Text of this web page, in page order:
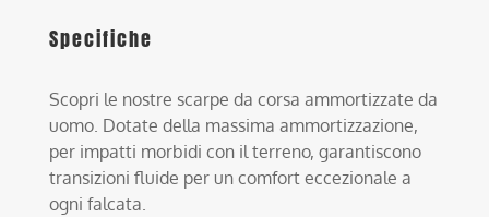
Specifiche
Scopri le nostre scarpe da corsa ammortizzate da
uomo. Dotate della massima ammortizzazione,
per impatti morbidi con il terreno, garantiscono
transizioni fluide per un comfort eccezionale a
ogni falcata.